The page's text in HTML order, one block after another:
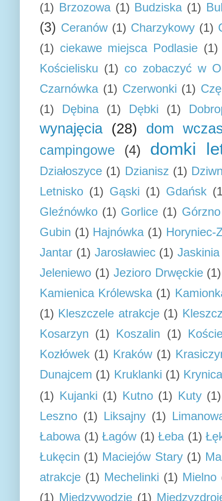
(1) Brzozowa (1) Budziska (1)
(3) Ceranów (1) Charzykowy (1)
(1) ciekawe miejsca Podlasie (1)
Kościelisku (1) co zobaczyć w
Czarnówka (1) Czerwonki (1)
(1)
Dębina (1) Dębki (1)
wynajęcia (28) dom
campingowe (4) domki
Działoszyce (1) Dzianisz (1)
Letnisko (1) Gąski (1) Gdańsk
Gleźnówko (1) Gorlice (1) Górzno
Gubin (1) Hajnówka (1) Horyniec-
Jantar (1) Jarosławiec (1)
Jeleniewo (1) Jezioro Drwęckie (1)
Kamienica Królewska (1)
(1) Kleszczele atrakcje (1)
Kosarzyn (1) Koszalin (1)
Kozłówek (1) Kraków (1)
Dunajcem (1) Kruklanki (1)
(1) Kujanki (1) Kutno (1) Kuty (1)
Leszno (1) Liksajny (1)
Łabowa (1) Łagów (1) Łeba (1)
Łukęcin (1) Maciejów Stary (1)
atrakcje (1) Mechelinki (1) Mielno
(1) Międzywodzie (1)